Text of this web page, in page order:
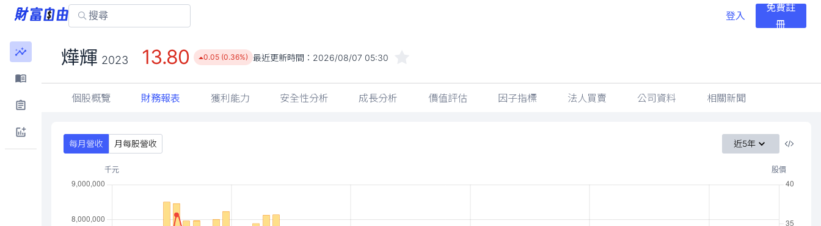
登入
免費註
冊
燁輝 2023 13.80 0.05 (0.36%) 最近更新時間： 2026/08/07 05:30
個股概覽 財務報表 獲利能力 安全性分析 成長分析 價值評估 因子指標 法人買賣 公司資料 相關新聞
每月營收 月每股營收 近5年